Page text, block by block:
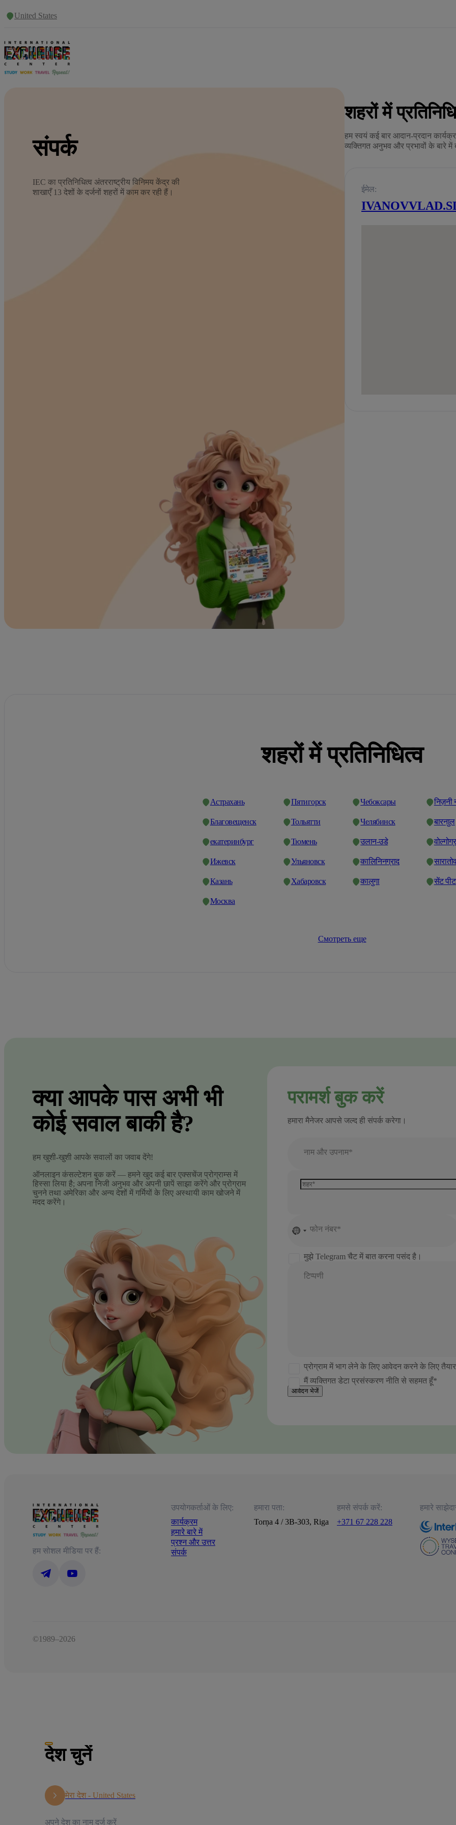
United States
संपर्क
IEC का प्रतिनिधित्व अंतरराष्ट्रीय विनिमय केंद्र की
शाखाएँ 13 देशों के दर्जनों शहरों में काम कर रही हैं।
शहरों में
हम स्वयं कई बार आदान-प्रदान
व्यक्तिगत अनुभव और प्रभावों के बारे
ईमेल:
शहरों में प्रतिनिधित्व
Астрахань
Благовещенск
екатеринбург
Ижевск
Казань
Москва
Пятигорск
Тольятти
Тюмень
Ульяновск
Хабаровск
Чебоксары
Челябинск
उलान-उडे
कालिनिनग्राद
कालुगा
निज़नी
बारनाुल
सेंट
Смотреть еще
क्या आपके पास अभी भी
कोई सवाल बाकी है?
हम खुशी-खुशी आपके सवालों का जवाब देंगे!
ऑनलाइन कंसल्टेशन बुक करें — हमने खुद कई बार एक्सचेंज प्रोग्राम्स में
हिस्सा लिया है; अपना निजी अनुभव और अपनी छापें साझा करेंगे और प्रोग्राम
चुनने तथा अमेरिका और अन्य देशों में गर्मियों के लिए अस्थायी काम खोजने में
मदद करेंगे।
परामर्श बुक करें
हमारा मैनेजर आपसे जल्द ही संपर्क करेगा।
नाम और उपनाम*
No फोन नंबर*
मुझे Telegram चैट में बात करना पसंद है।
टिप्पणी
प्रोग्राम में भाग लेने के लिए आवेदन करने के लिए तैयार
मैं व्यक्तिगत डेटा प्रसंस्करण नीति से सहमत हूँ*
आवेदन भेजें
हम सोशल मीडिया पर हैं:
उपयोगकर्ताओं के लिए:
कार्यक्रम
हमारे बारे में
प्रश्न और उत्तर
संपर्क
हमारा पता:
Torņa 4 / 3B-303, Riga
हमसे संपर्क करें:
+371 67 228 228
हमारे
©1989–2026
देश चुनें
मेरा देश - United States
अपने देश का नाम दर्ज करें